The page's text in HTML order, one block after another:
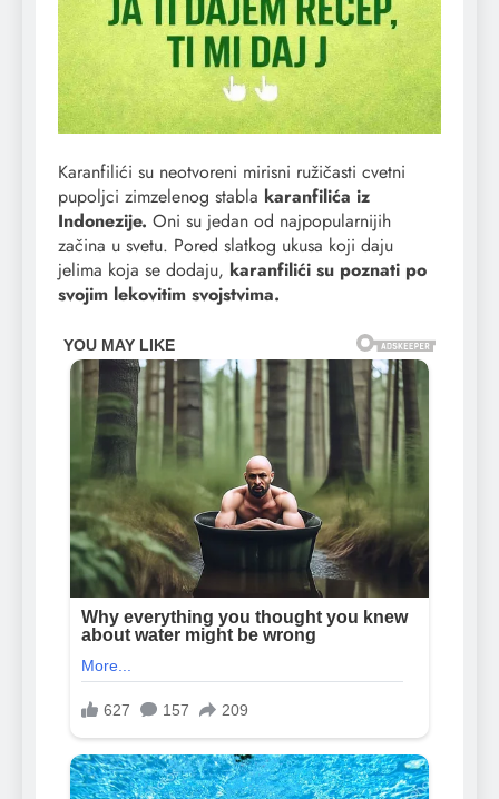
Karanfilići su neotvoreni mirisni ružičasti cvetni
pupoljci zimzelenog stabla karanfilića iz
Indonezije. Oni su jedan od najpopularnijih
začina u svetu. Pored slatkog ukusa koji daju
jelima koja se dodaju, karanfilići su poznati po
svojim lekovitim svojstvima.